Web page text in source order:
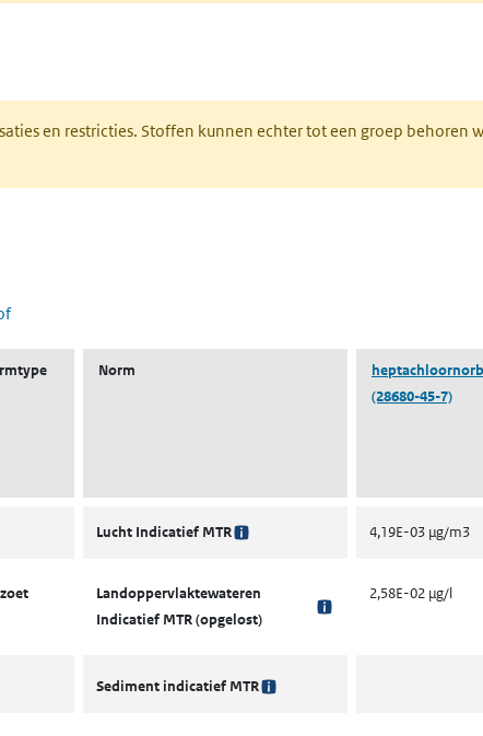
en restricties. Stoffen kunnen echter tot een groep behoren
Norm
(28680-45-7)
Lucht Indicatief MTR 4,19E-03 µg/m3
Landoppervlaktewateren
Indicatief MTR (opgelost)
2,58E-02 µg/l
Sediment indicatief MTR